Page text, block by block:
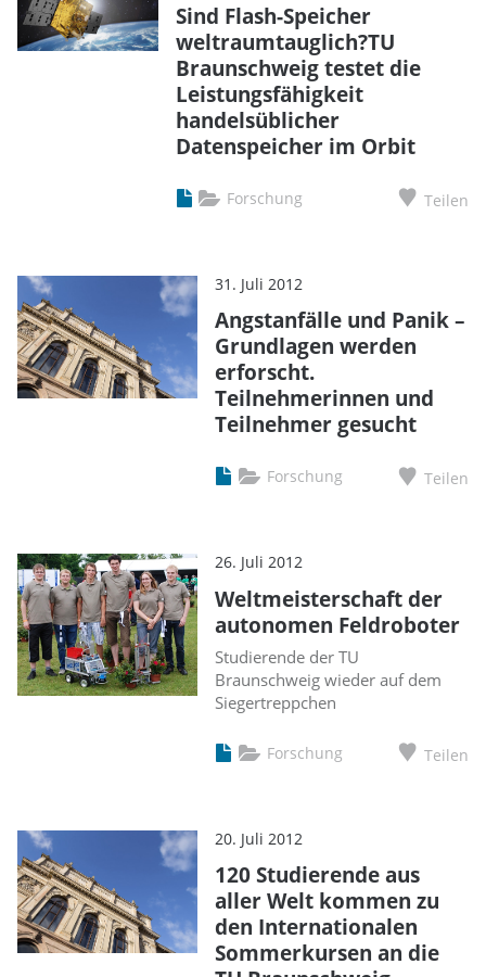
Sind Flash-Speicher
weltraumtauglich?TU
Braunschweig testet die
Leistungsfähigkeit
handelsüblicher
Datenspeicher im Orbit
Forschung Teilen
31. Juli 2012
Angstanfälle und Panik –
Grundlagen werden
erforscht.
Teilnehmerinnen und
Teilnehmer gesucht
Forschung Teilen
26. Juli 2012
Weltmeisterschaft der
autonomen Feldroboter
Studierende der TU
Braunschweig wieder auf dem
Siegertreppchen
Forschung Teilen
20. Juli 2012
120 Studierende aus
aller Welt kommen zu
den Internationalen
Sommerkursen an die